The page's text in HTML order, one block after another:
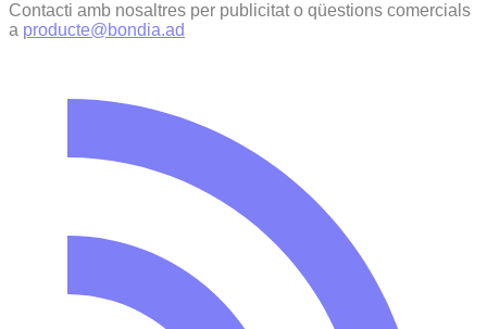
Contacti amb nosaltres per publicitat o qüestions comercials
a producte@bondia.ad